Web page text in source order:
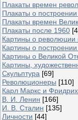
Плакаты времен
Плакаты о
Плакаты времен
Плакаты после 1960
Картины о революции
Картины о
Картины о Великой
Картины,
Скульптура [69]
Революционеры [110]
Карл Маркс и
В. И. Ленин [166]
И. В. Сталин [135]
Личности [44]